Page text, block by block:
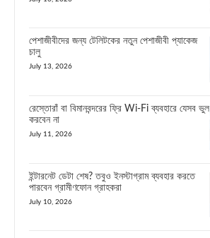
পেশাজীবীদের জন্য টেলিটকের নতুন পেশাজীবী প্যাকেজ
চালু
July 13, 2026
রেস্তোরাঁ বা বিমানবন্দরের ফ্রি Wi-Fi ব্যবহারে যেসব ভুল
করবেন না
July 11, 2026
ইন্টারনেট ডেটা শেষ? তবুও ইনস্টাগ্রাম ব্যবহার করতে
পারবেন গ্রামীণফোন গ্রাহকরা
July 10, 2026